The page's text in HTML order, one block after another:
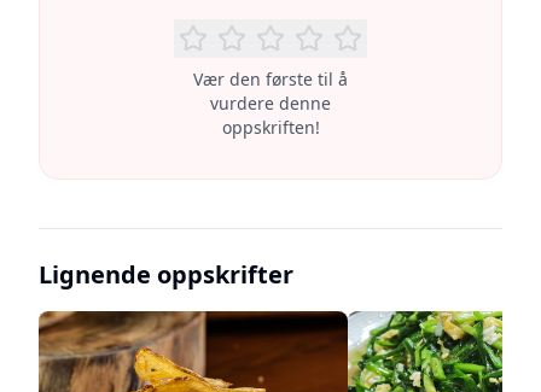
Vær den første til å
vurdere denne
oppskriften!
Lignende oppskrifter